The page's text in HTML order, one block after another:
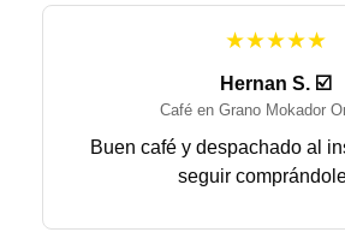
★★★★★
Hernan S. ☑️
Café en Grano Mokador
Buen café y despachado al
seguir